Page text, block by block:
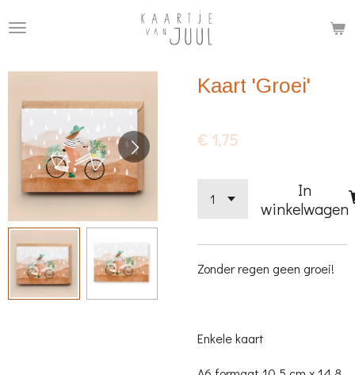
hoofdinhoud
Kaart 'Groei'
€ 1,75
In
winkelwagen
Zonder regen geen groei!
Enkele kaart